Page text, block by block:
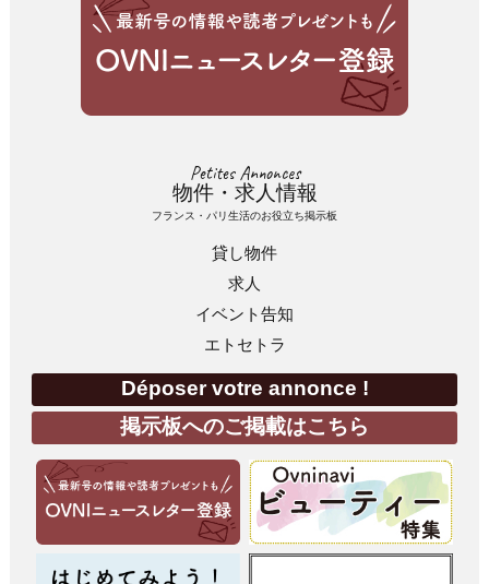
Petites Annonces
物件・求人情報
フランス・パリ生活のお役立ち掲示板
貸し物件
求人
イベント告知
エトセトラ
Déposer votre annonce !
掲示板へのご掲載はこちら